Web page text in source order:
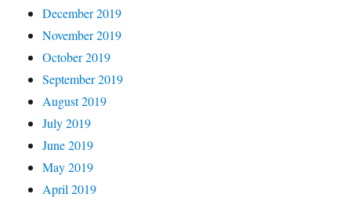
December 2019
November 2019
October 2019
September 2019
August 2019
July 2019
June 2019
May 2019
April 2019